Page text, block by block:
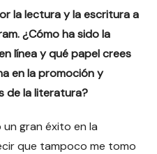
la lectura y la escritura a
¿Cómo ha sido la
línea y qué papel crees
en la promoción y
de la literatura?
gran éxito en la
que tampoco me tomo